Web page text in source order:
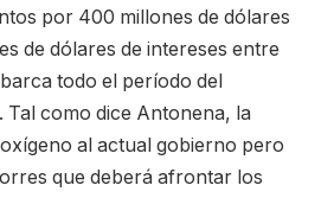
por 400 millones de dólares
de dólares de intereses entre
todo el período del
como dice Antonena, la
al actual gobierno pero
que deberá afrontar los